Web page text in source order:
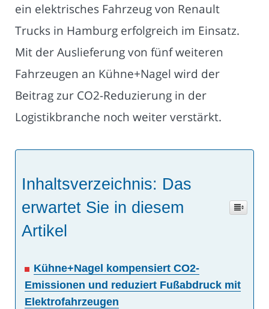
ein elektrisches Fahrzeug von Renault
Trucks in Hamburg erfolgreich im Einsatz.
Mit der Auslieferung von fünf weiteren
Fahrzeugen an Kühne+Nagel wird der
Beitrag zur CO2-Reduzierung in der
Logistikbranche noch weiter verstärkt.
Inhaltsverzeichnis: Das
erwartet Sie in diesem
Artikel
Kühne+Nagel kompensiert CO2-
Emissionen und reduziert Fußabdruck mit
Elektrofahrzeugen